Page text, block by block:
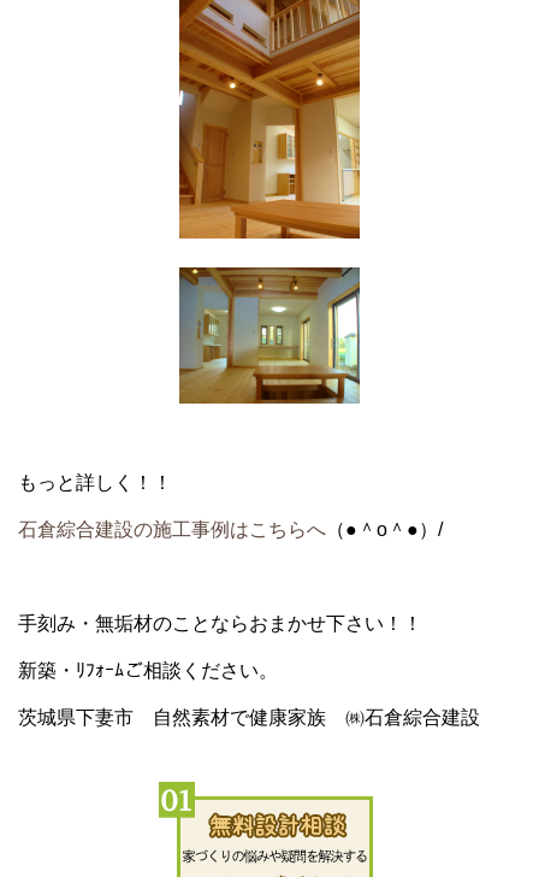
もっと詳しく！！
石倉綜合建設の施工事例はこちらへ （●＾o＾●）/
手刻み・無垢材のことならおまかせ下さい！！
新築・ﾘﾌｫｰﾑご相談ください。
茨城県下妻市 自然素材で健康家族 ㈱石倉綜合建設